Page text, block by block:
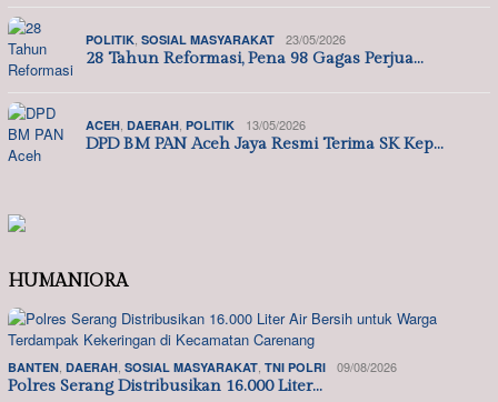
POLITIK, SOSIAL MASYARAKAT 23/05/2026
28 Tahun Reformasi, Pena 98 Gagas Perjua…
ACEH, DAERAH, POLITIK 13/05/2026
DPD BM PAN Aceh Jaya Resmi Terima SK Kep…
HUMANIORA
BANTEN DAERAH SOSIAL MASYARAKAT TNI POLRI 09/08/2026
Polres Serang Distribusikan 16.000 Liter…